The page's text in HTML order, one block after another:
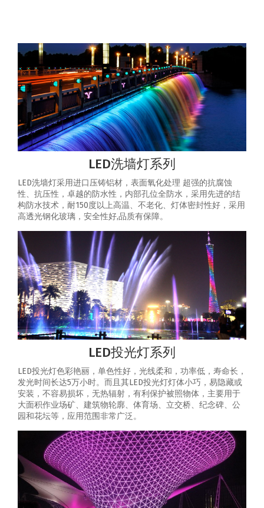
LED洗墙灯系列
LED洗墙灯采用进口压铸铝材，表面氧化处理 超强的抗腐蚀
性、抗压性，卓越的防水性，内部孔位全防水，采用先进的结
构防水技术，耐150度以上高温、不老化、灯体密封性好，采用
高透光钢化玻璃，安全性好,品质有保障。
LED投光灯系列
LED投光灯色彩艳丽，单色性好，光线柔和，功率低，寿命长，
发光时间长达5万小时。而且其LED投光灯灯体小巧，易隐藏或
安装，不容易损坏，无热辐射，有利保护被照物体，主要用于
大面积作业场矿、建筑物轮廓、体育场、立交桥、纪念碑、公
园和花坛等，应用范围非常广泛。